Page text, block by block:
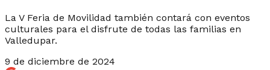
La V Feria de Movilidad también contará con eventos
culturales para el disfrute de todas las familias en
Valledupar.
9 de diciembre de 2024